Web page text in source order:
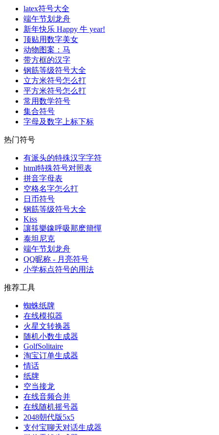
latex符号大全
端午节划龙舟
新年快乐 Happy 牛 year!
顶贴用数字美女
动物图案：马
带方框的汉字
钢筋等级符号大全
立方米符号怎么打
平方米符号怎么打
常用数学符号
集合符号
字母及数字上标下标
热门符号
有派头的特殊汉字字符
html特殊符号对照表
拼音字母表
空格名字怎么打
日币符号
钢筋等级符号大全
Kiss
讓筷樂鐌呼吸那麽簡憚
泰坦尼克
端午节划龙舟
QQ昵称 - 月亮符号
小学标点符号的用法
推荐工具
蜘蛛纸牌
在线模拟器
火星文转换器
随机小数生成器
GolfSolitaire
淘宝订单生成器
情话
纸牌
空当接龙
在线音频合并
在线随机摇号器
2048朝代版5x5
支付宝聊天对话生成器